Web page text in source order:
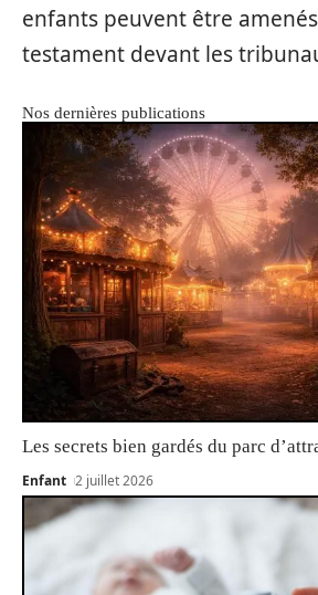
enfants peuvent être
testament devant les
Nos dernières publications
Les secrets bien gardés du parc
Enfant 2 juillet 2026